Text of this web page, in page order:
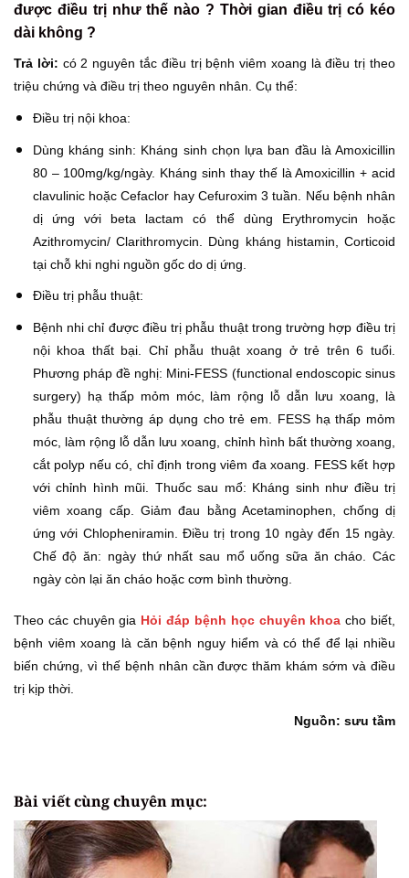
được điều trị như thế nào ? Thời gian điều trị có kéo
dài không ?
Trả lời: có 2 nguyên tắc điều trị bệnh viêm xoang là điều trị theo
triệu chứng và điều trị theo nguyên nhân. Cụ thể:
Điều trị nội khoa:
Dùng kháng sinh: Kháng sinh chọn lựa ban đầu là Amoxicillin
80 – 100mg/kg/ngày. Kháng sinh thay thế là Amoxicillin + acid
clavulinic hoặc Cefaclor hay Cefuroxim 3 tuần. Nếu bệnh nhân
dị ứng với beta lactam có thể dùng Erythromycin hoặc
Azithromycin/ Clarithromycin. Dùng kháng histamin, Corticoid
tại chỗ khi nghi nguồn gốc do dị ứng.
Điều trị phẫu thuật:
Bệnh nhi chỉ được điều trị phẫu thuật trong trường hợp điều trị
nội khoa thất bại. Chỉ phẫu thuật xoang ở trẻ trên 6 tuổi.
Phương pháp đề nghị: Mini-FESS (functional endoscopic sinus
surgery) hạ thấp mỏm móc, làm rộng lỗ dẫn lưu xoang, là
phẫu thuật thường áp dụng cho trẻ em. FESS hạ thấp mỏm
móc, làm rộng lỗ dẫn lưu xoang, chỉnh hình bất thường xoang,
cắt polyp nếu có, chỉ định trong viêm đa xoang. FESS kết hợp
với chỉnh hình mũi. Thuốc sau mổ: Kháng sinh như điều trị
viêm xoang cấp. Giảm đau bằng Acetaminophen, chống dị
ứng với Chlopheniramin. Điều trị trong 10 ngày đến 15 ngày.
Chế độ ăn: ngày thứ nhất sau mổ uống sữa ăn cháo. Các
ngày còn lại ăn cháo hoặc cơm bình thường.
Theo các chuyên gia Hỏi đáp bệnh học chuyên khoa cho biết,
bệnh viêm xoang là căn bệnh nguy hiểm và có thể để lại nhiều
biến chứng, vì thế bệnh nhân cần được thăm khám sớm và điều
trị kịp thời.
Nguồn: sưu tầm
Bài viết cùng chuyên mục: